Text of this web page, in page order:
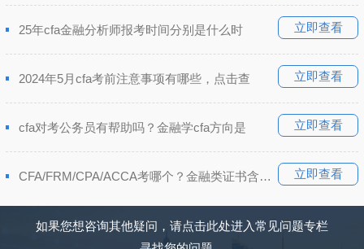
立即查看
25年cfa金融分析师报考时间分别是什么时
立即查看
2024年5月cfa考前注意事项有哪些，点击查
立即查看
cfa对考公务员有帮助吗？金融学cfa方向是
立即查看
CFA/FRM/CPA/ACCA考哪个？金融类证书含金量排
如果您想咨询其他疑问，请点击此处进入常见问题专栏